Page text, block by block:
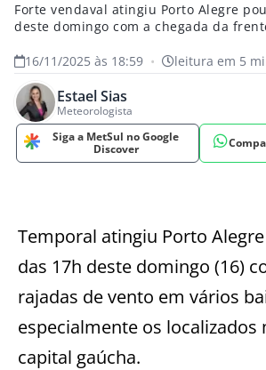
Forte vendaval atingiu Porto Alegre
deste domingo com a chegada da
16/11/2025 às 18:59 • leitura em 5
Estael Sias
Meteorologista
Siga a MetSul no Google
Discover
Temporal atingiu Porto
das 17h deste domingo (16)
rajadas de vento em vários
especialmente os localizados
capital gaúcha.